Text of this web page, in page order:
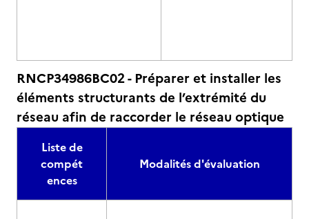
RNCP34986BC02 - Préparer et installer les
éléments structurants de l’extrémité du
réseau afin de raccorder le réseau optique
Liste de
compét
ences
Modalités d'évaluation